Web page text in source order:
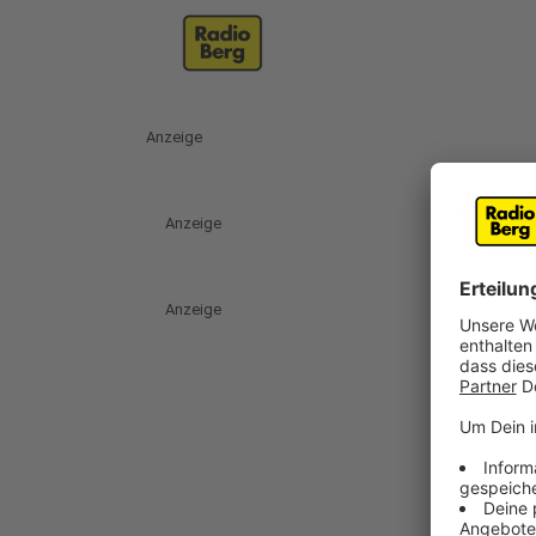
Anzeige
Anzeige
Anzeige